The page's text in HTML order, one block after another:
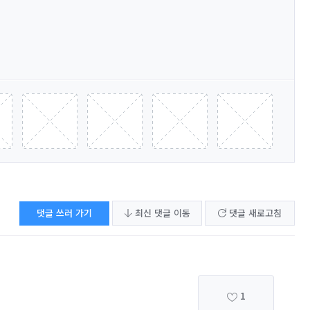
댓글 쓰러 가기 최신 댓글 이동 댓글 새로고침
1